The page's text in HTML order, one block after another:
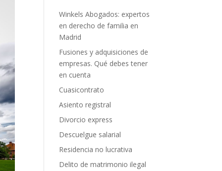
Winkels Abogados: expertos
en derecho de familia en
Madrid
Fusiones y adquisiciones de
empresas. Qué debes tener
en cuenta
Cuasicontrato
Asiento registral
Divorcio express
Descuelgue salarial
Residencia no lucrativa
Delito de matrimonio ilegal